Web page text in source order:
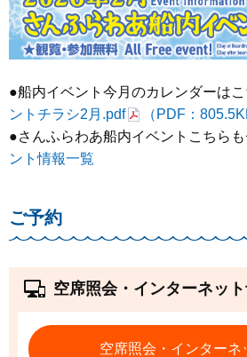
●船内イベント今月のカレンダーは
ントチラシ2月.pdf
（PDF：
●さんふらわあ船内イベントこちら
ント情報一覧
ご予約
空席照会・インターネッ
空席照会・インターネ